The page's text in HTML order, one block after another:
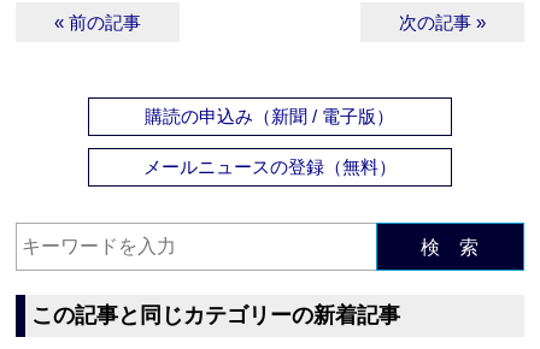
« 前の記事 次の記事 »
購読の申込み（新聞 / 電子版）
メールニュースの登録（無料）
検 索
この記事と同じカテゴリーの新着記事